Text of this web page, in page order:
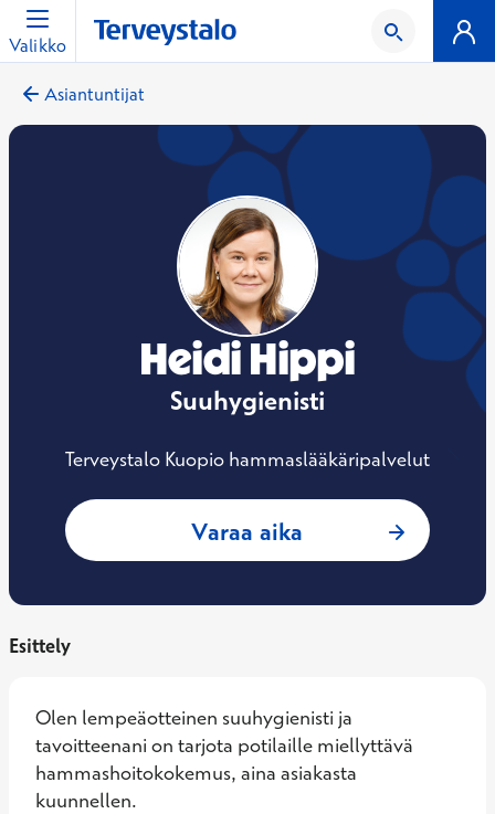
Valikko
Asiantuntijat
Heidi Hippi
Suuhygienisti
Terveystalo Kuopio hammaslääkäripalvelut
Varaa aika : Heidi Hippi,
Esittely
Olen lempeäotteinen suuhygienisti ja
tavoitteenani on tarjota potilaille miellyttävä
hammashoitokokemus, aina asiakasta
kuunnellen.